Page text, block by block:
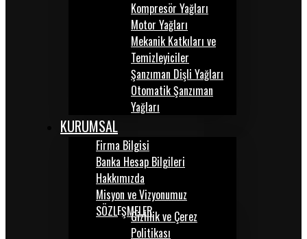
Kompresör Yağları
Motor Yağları
Mekanik Katkıları ve
Temizleyiciler
Şanzıman Dişli Yağları
Otomatik Şanzıman
Yağları
KURUMSAL
Firma Bilgisi
Banka Hesap Bilgileri
Hakkımızda
Misyon ve Vizyonumuz
SÖZLEŞMELERGizlilik ve Çerez
Politikası